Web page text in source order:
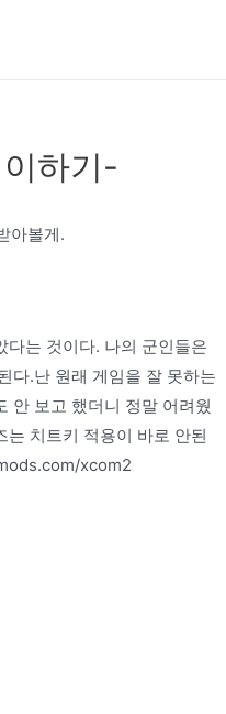
하기-
아볼게.
다는 것이다. 나의 군인들은
다.난 원래 게임을 잘 못하는
안 보고 했더니 정말 어려웠
치트키 적용이 바로 안된
xcom2